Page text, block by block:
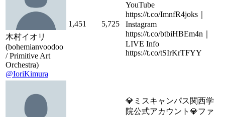
木村イオリ
(bohemianvoodoo
/ Primitive Art
Orchestra)
@IoriKimura
1,451 5,725
YouTube
https://t.co/ImnfR4joks｜
Instagram
https://t.co/btbiHBEm4n｜
LIVE Info
https://t.co/tSIrKrTFYY
💎ミスキャンパス関西学
院公式アカウント💎ファ